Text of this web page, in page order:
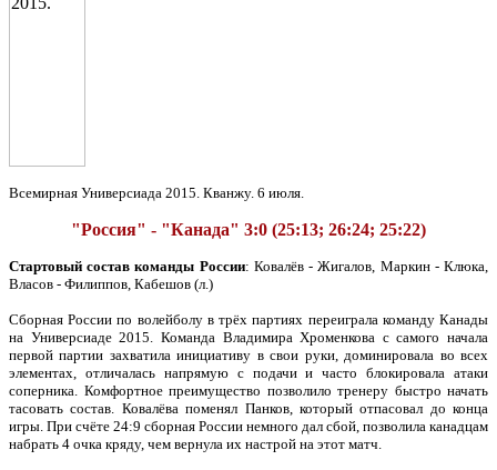
Всемирная Универсиада 2015. Кванжу. 6 июля.
"Россия" - "Канада" 3:0 (25:13; 26:24; 25:22)
Стартовый состав команды России: Ковалёв - Жигалов, Маркин - Клюка,
Власов - Филиппов, Кабешов (л.)
Сборная России по волейболу в трёх партиях переиграла команду Канады
на Универсиаде 2015. Команда Владимира Хроменкова с самого начала
первой партии захватила инициативу в свои руки, доминировала во всех
элементах, отличалась напрямую с подачи и часто блокировала атаки
соперника. Комфортное преимущество позволило тренеру быстро начать
тасовать состав. Ковалёва поменял Панков, который отпасовал до конца
игры. При счёте 24:9 сборная России немного дал сбой, позволила канадцам
набрать 4 очка кряду, чем вернула их настрой на этот матч.